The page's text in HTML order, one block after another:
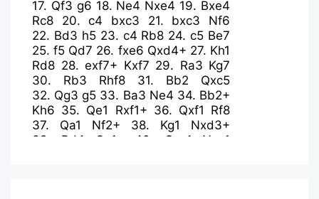
17. Qf3 g6 18. Ne4 Nxe4 19. Bxe4
Rc8
20.c4 bxc3 21. bxc3
Nf6
22. Bd3 h5 23. c4 Rb8 24.c5 Be7
25.f5 Qd7 26. fxe6 Qxd4+ 27. Kh1
Rd8 28. exf7+ Kxf7 29. Ra3 Kg7
30. Rb3 Rhf8 31. Bb2
Qxc5
32. Qg3 g5 33. Ba3 Ne4 34. Bb2+
Kh6 35. Qe1 Rxf1+ 36. Qxf1 Rf8
37. Qa1 Nf2+ 38. Kg1
Nxd3+
39. Bd4 Qc1+ 40. Qxc1
Nxc1